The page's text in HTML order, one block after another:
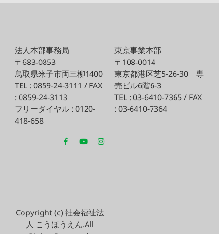
法人本部事務局
〒683-0853
鳥取県米子市両三柳1400
TEL : 0859-24-3111 / FAX
: 0859-24-3113
フリーダイヤル : 0120-
418-658
東京事業本部
〒108-0014
東京都港区芝5-26-30 専
売ビル6階6-3
TEL : 03-6410-7365 / FAX
: 03-6410-7364
Copyright (c) 社会福祉法
人 こうほうえん.All